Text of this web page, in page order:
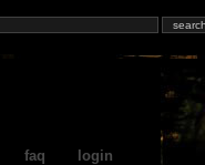
faq login